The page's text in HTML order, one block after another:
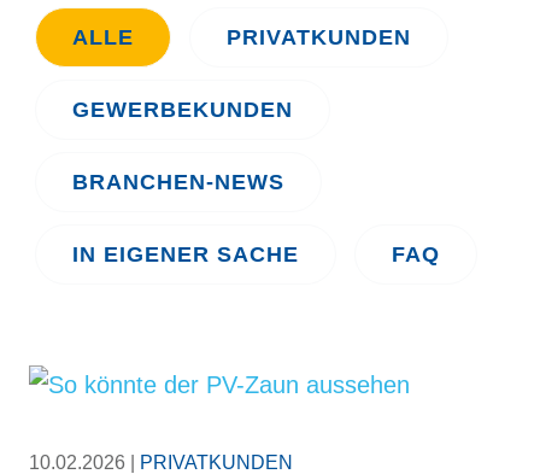
ALLE PRIVATKUNDEN
GEWERBEKUNDEN
BRANCHEN-NEWS
IN EIGENER SACHE FAQ
10.02.2026 |
PRIVATKUNDEN